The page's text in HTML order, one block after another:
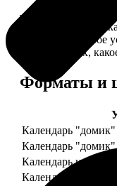
— В кружочек на
одной из страниц
выбирают на свое
комментариях,
Форматы и
Календарь "домик"
Календарь "домик"
Календарь
Календарь